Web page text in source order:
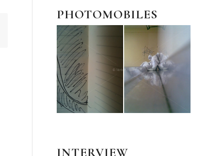
PHOTOMOBILES
INTERVIEW